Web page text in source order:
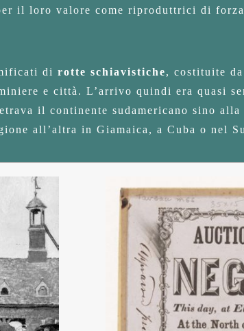
il loro valore come riproduttrici di
di rotte schiavistiche, costituite
e città. L’arrivo quindi era quasi
il continente sudamericano sino
all’altra in Giamaica, a Cuba o nel